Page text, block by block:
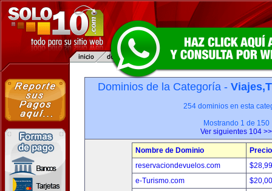
Dominios de la Categoría -
254 dominios en esta
Mostrando 1 de 150
Ver siguientes 104 >>
Nombre de Dominio
Precio
reservaciondevuelos.com
e-Turismo.com